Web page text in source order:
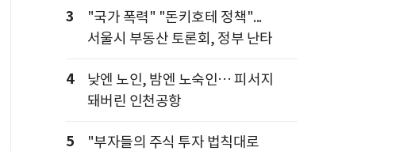
3
"국가 폭력" "돈키호테 정책"...
서울시 부동산 토론회, 정부 난타
4
낮엔 노인, 밤엔 노숙인… 피서지
돼버린 인천공항
5
"부자들의 주식 투자 법칙대로